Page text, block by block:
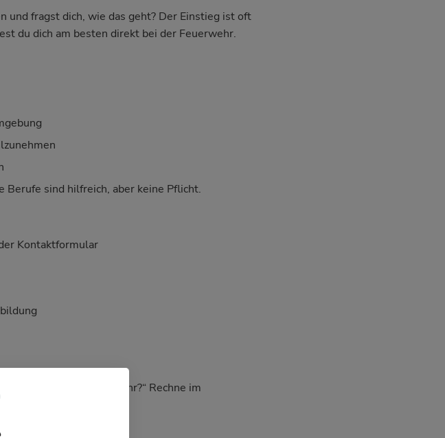
fragst dich, wie das geht? Der Einstieg ist oft
du dich am besten direkt bei der Feuerwehr.
sind hilfreich, aber keine Pflicht.
Kontaktformular
die Freiwillige Feuerwehr?“ Rechne im
abends)